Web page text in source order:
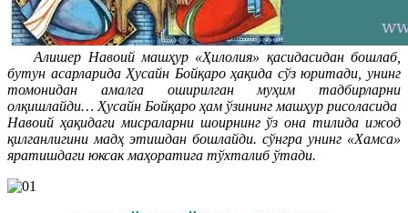
Алишер Навоий машҳур «Ҳилолия» қасидасидан бошлаб,
бутун асарларида Ҳусайн Бойқаро ҳақида сўз юритади, унинг
томонидан амалга оширилган муҳим тадбирларни
олқишлайди… Ҳусайн Бойқаро ҳам ўзининг машҳур рисоласида
Навоий ҳақидаги мисраларни шоирнинг ўз она тилида ижод
қилганлигини мадҳ этишдан бошлайди. сўнгра унинг «Хамса»
яратишдаги юксак маҳоратига тўхталиб ўтади.